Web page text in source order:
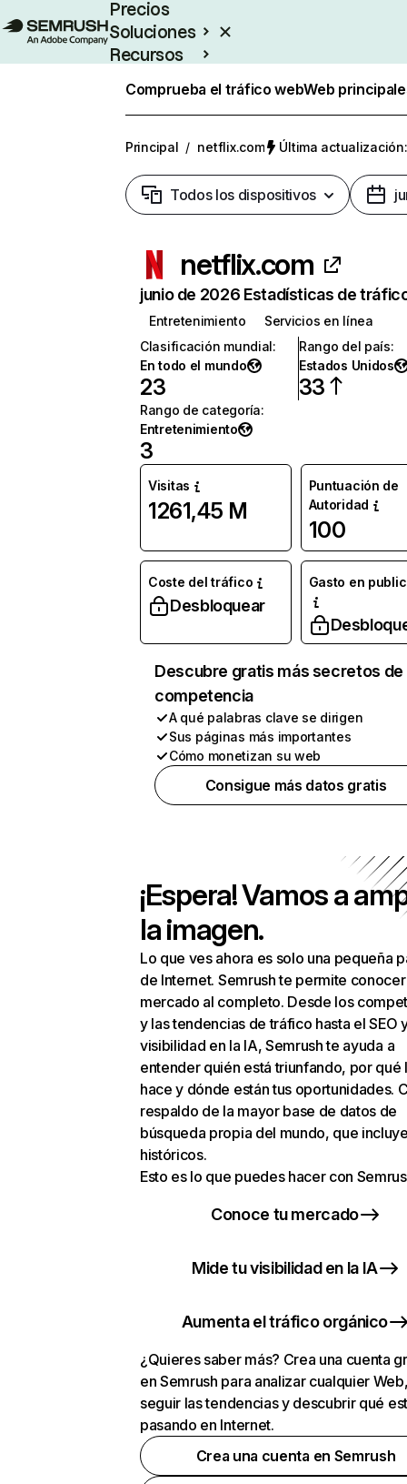
Precios
Soluciones
Recursos
Comprueba el tráfico webWeb
Principal / netflix.com Última
Todos los dispositivos
netflix.com
junio de 2026 Estadísticas de
Entretenimiento
Servicios en línea
Clasificación mundial:
En todo el mundo
23
Rango del país:
Estados Unidos
33
Rango de categoría:
Entretenimiento
3
Visitas
1261,45 M
Puntuación de
Autoridad
100
Coste del tráfico
Desbloquear
Gasto en
Descubre gratis más secretos de
competencia
A qué palabras clave se dirigen
Sus páginas más importantes
Cómo monetizan su web
Consigue más datos gratis
¡Espera! Vamos a
la imagen.
Lo que ves ahora es solo una pequeña
de Internet. Semrush te permite
mercado al completo. Desde los
y las tendencias de tráfico hasta el SEO
visibilidad en la IA, Semrush te ayuda a
entender quién está triunfando, por qué
hace y dónde están tus oportunidades.
respaldo de la mayor base de datos de
búsqueda propia del mundo, que
históricos.
Esto es lo que puedes hacer con
Conoce tu mercado
Mide tu visibilidad en la IA
Aumenta el tráfico orgánico
¿Quieres saber más? Crea una cuenta
en Semrush para analizar cualquier
seguir las tendencias y descubrir qué
pasando en Internet.
Crea una cuenta en Semrush